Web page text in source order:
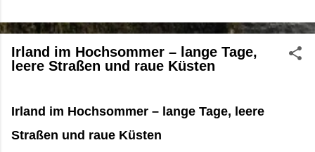
Irland im Hochsommer – lange Tage,
leere Straßen und raue Küsten
Irland im Hochsommer – lange Tage, leere
Straßen und raue Küsten